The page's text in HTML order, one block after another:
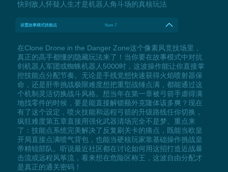
快到敌人怀疑人生才是机器人角斗场的真核玩法
设置故事模式技能点 Num 7
在Clone Drone in the Danger Zone这个像素风竞技场里，
真正的高手都懂的隐藏玩法来了！当你要在故事模式中对抗
剑机器人军团或蜘蛛机器人5000时，这波操作能让你直接掌
控技能点分配节奏。无论是手残党想快速获得火焰喷射器保
命，还是肝帝挑战极限难度想把重型战锤点满，都能通过这
个机制灵活切换战斗风格。想当年在第一章被弓箭手虐得满
地找零件的时候，要是能直接解锁额外克隆体该多爽？现在
有了这个设定，喷火技能和远程弓箭的升级路线任你切换，
疯狂难度第五章直接用强化武器清场完全不是梦。重点来
了：技能点系统完美解决了反复刷关卡的痛点，既能当欧皇
开局直接点满喷气背包，也能当硬核玩家靠基础操作挑战皇
帝精锐部队。听说最近社区都在讨论如何用这招打造近战暴
击流或远程风筝流，看来想在危险区称王，这波自由分配才
是真正的通关密码！